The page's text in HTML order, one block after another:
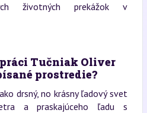
životných prekážok v
Tučniak Oliver
prostredie?
drsný, no krásny ľadový svet
a praskajúceho ľadu s